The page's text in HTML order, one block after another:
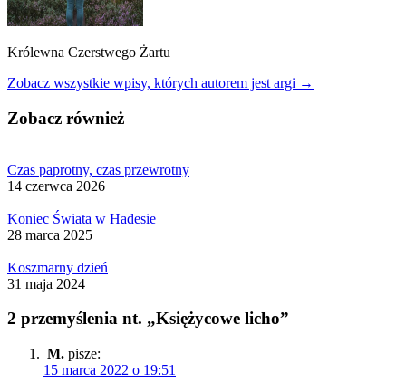
Królewna Czerstwego Żartu
Zobacz wszystkie wpisy, których autorem jest argi →
Zobacz również
Czas paprotny, czas przewrotny
14 czerwca 2026
Koniec Świata w Hadesie
28 marca 2025
Koszmarny dzień
31 maja 2024
2 przemyślenia nt. „Księżycowe licho”
M. pisze:
15 marca 2022 o 19:51